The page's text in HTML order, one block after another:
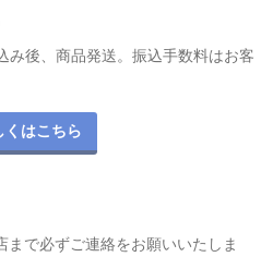
み後、商品発送。振込手数料はお客
くはこちら
で必ずご連絡をお願いいたしま